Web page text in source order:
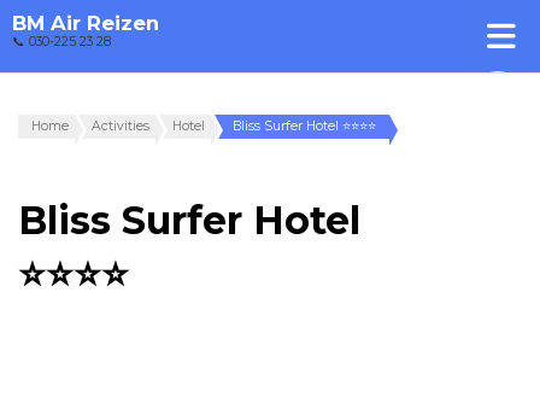
BM Air Reizen
📞 030-225 23 28
Home Activities Hotel Bliss Surfer Hotel ⭐⭐⭐⭐
Bliss Surfer Hotel
⭐⭐⭐⭐